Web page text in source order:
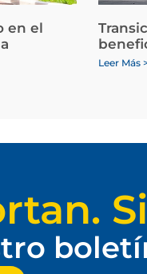
en el
Leer Más